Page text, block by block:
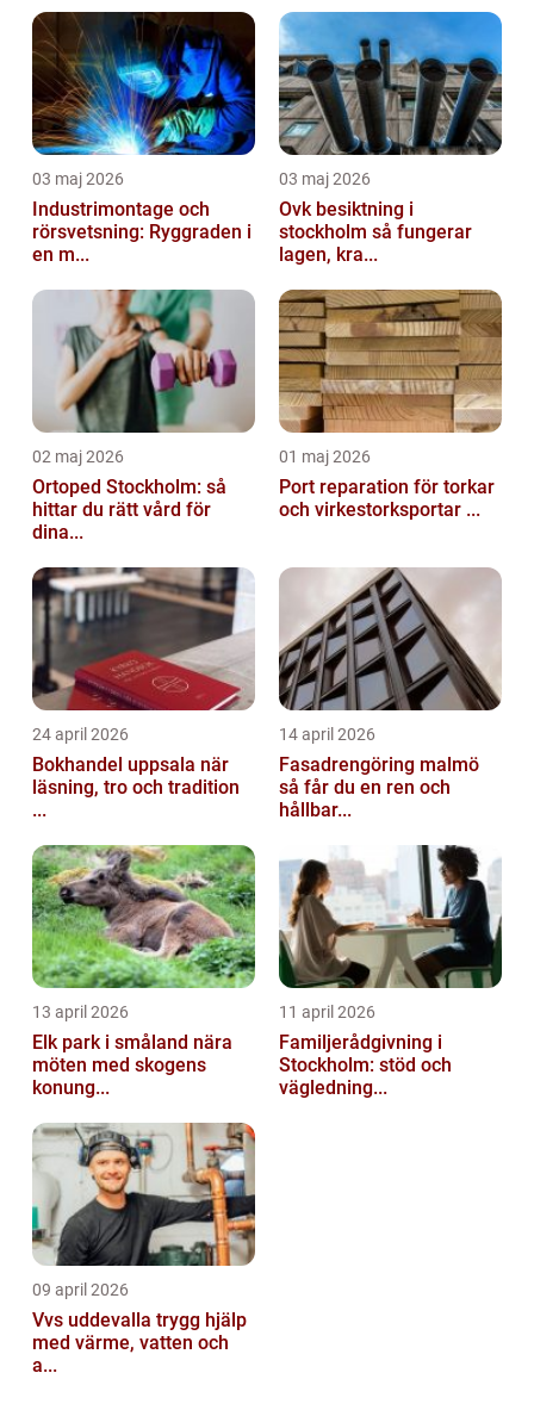
03 maj 2026
Industrimontage och
rörsvetsning: Ryggraden i
en m...
03 maj 2026
Ovk besiktning i
stockholm så fungerar
lagen, kra...
02 maj 2026
Ortoped Stockholm: så
hittar du rätt vård för
dina...
01 maj 2026
Port reparation för torkar
och virkestorksportar ...
24 april 2026
Bokhandel uppsala när
läsning, tro och tradition
...
14 april 2026
Fasadrengöring malmö
så får du en ren och
hållbar...
13 april 2026
Elk park i småland nära
möten med skogens
konung...
11 april 2026
Familjerådgivning i
Stockholm: stöd och
vägledning...
09 april 2026
Vvs uddevalla trygg hjälp
med värme, vatten och
a...